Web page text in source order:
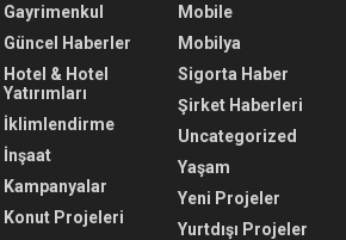
Gayrimenkul
Güncel Haberler
Hotel & Hotel
Yatırımları
İklimlendirme
İnşaat
Kampanyalar
Konut Projeleri
Mobile
Mobilya
Sigorta Haber
Şirket Haberleri
Uncategorized
Yaşam
Yeni Projeler
Yurtdışı Projeler